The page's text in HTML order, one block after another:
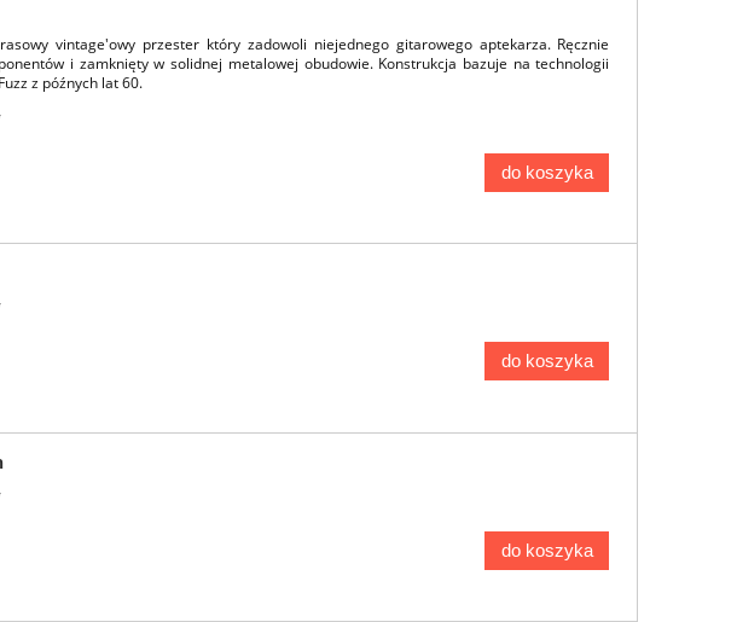
vintage'owy przester który zadowoli niejednego gitarowego aptekarza. Ręcznie
i zamknięty w solidnej metalowej obudowie. Konstrukcja bazuje na technologii
z późnych lat 60.
do koszyka
do koszyka
do koszyka